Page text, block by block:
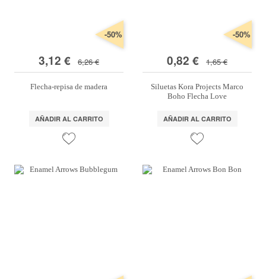
3,12 € 6,26 €
-50%
Flecha-repisa de madera
AÑADIR AL CARRITO
0,82 € 1,65 €
-50%
Siluetas Kora Projects Marco
Boho Flecha Love
AÑADIR AL CARRITO